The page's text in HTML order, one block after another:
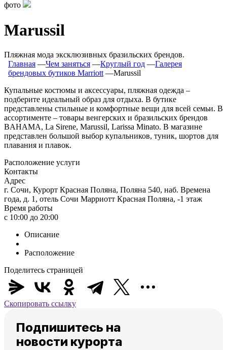
фото
Marussil
Пляжная мода эксклюзивных бразильских брендов.
Главная ―Чем заняться ―Круглый год ―Галерея
брендовых бутиков Marriott ―Marussil
Купальные костюмы и аксессуары, пляжная одежда –
подберите идеальный образ для отдыха. В бутике
представлены стильные и комфортные вещи для всей семьи. В
ассортименте – товары венгерских и бразильских брендов
BAHAMA, La Sirene, Marussil, Larissa Minato. В магазине
представлен большой выбор купальников, туник, шортов для
плавания и плавок.
Расположение услуги
Контакты
Адрес
г. Сочи, Курорт Красная Поляна, Поляна 540, наб. Времена
года, д. 1, отель Сочи Марриотт Красная Поляна, -1 этаж
Время работы
c 10:00 до 20:00
Описание
Расположение
Поделитесь страницей
Скопировать ссылку
Подпишитесь на
новости курорта